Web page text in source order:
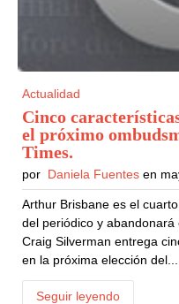
Actualidad
Cinco
el próximo
Times.
por Daniela Fuentesen
Arthur Brisbane es el
del periódico y abandonará
Craig Silverman entrega
en la próxima elección del...
Seguir leyendo